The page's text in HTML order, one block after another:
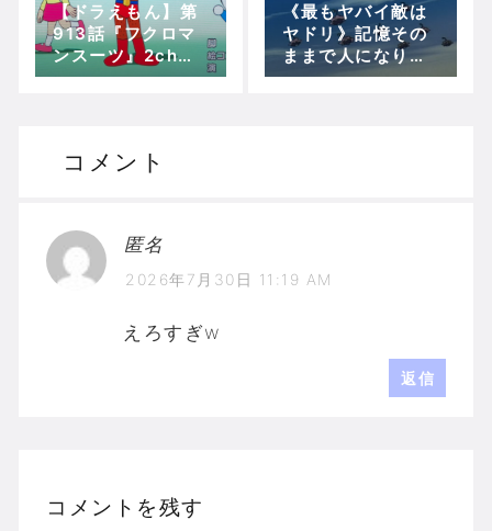
【ドラえもん】第
913話『フクロマ
ンスーツ』2chの
実況、ツッコミ、
《最もヤバイ敵は
ヤドリ》記憶その
ままで人になりす
ましができるとか
コメント
匿名
2026年7月30日 11:19 AM
えろすぎw
返信
コメントを残す